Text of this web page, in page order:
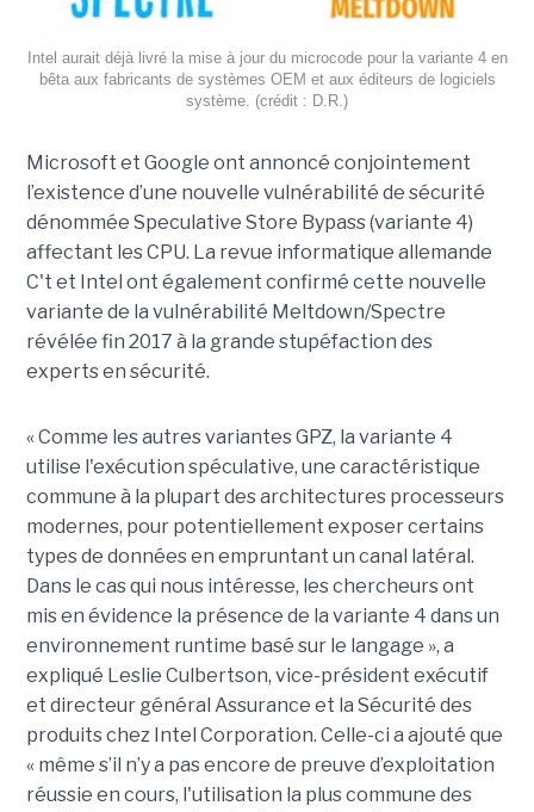
Intel aurait déjà livré la mise à jour du microcode pour la variante 4 en
bêta aux fabricants de systèmes OEM et aux éditeurs de logiciels
système. (crédit : D.R.)
Microsoft et Google ont annoncé conjointement
l’existence d’une nouvelle vulnérabilité de sécurité
dénommée Speculative Store Bypass (variante 4)
affectant les CPU. La revue informatique allemande
C't et Intel ont également confirmé cette nouvelle
variante de la vulnérabilité Meltdown/Spectre
révélée fin 2017 à la grande stupéfaction des
experts en sécurité.
« Comme les autres variantes GPZ, la variante 4
utilise l'exécution spéculative, une caractéristique
commune à la plupart des architectures processeurs
modernes, pour potentiellement exposer certains
types de données en empruntant un canal latéral.
Dans le cas qui nous intéresse, les chercheurs ont
mis en évidence la présence de la variante 4 dans un
environnement runtime basé sur le langage », a
expliqué Leslie Culbertson, vice-président exécutif
et directeur général Assurance et la Sécurité des
produits chez Intel Corporation. Celle-ci a ajouté que
« même s’il n’y a pas encore de preuve d’exploitation
réussie en cours, l'utilisation la plus commune des